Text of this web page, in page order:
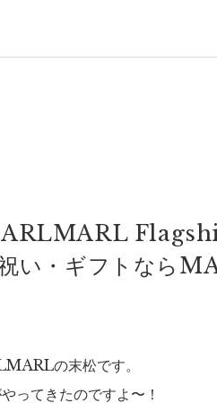
い・ギフトなら
の末松です。
ってきたのですよ〜！